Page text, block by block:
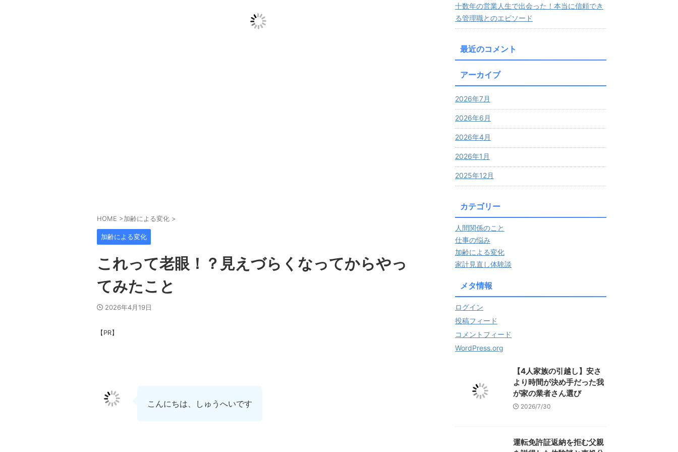
HOME >加齢による変化 >
加齢による変化
これって老眼！？見えづらくなってからやっ
てみたこと
2026年4月19日
【PR】
こんにちは、しゅうへいです
十数年の営業人生で出会った！本当に信頼でき
る管理職とのエピソード
最近のコメント
アーカイブ
2026年7月
2026年6月
2026年4月
2026年1月
2025年12月
カテゴリー
人間関係のこと
仕事の悩み
加齢による変化
家計見直し体験談
メタ情報
ログイン
投稿フィード
コメントフィード
WordPress.org
【4人家族の引越し】安さ
より時間が決め手だった我
が家の業者さん選び
2026/7/30
運転免許証返納を拒む父親